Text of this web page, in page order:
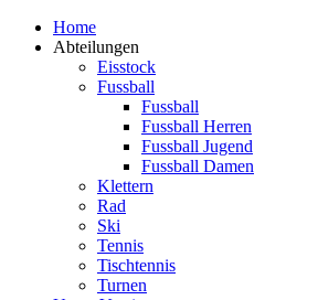
Home
Abteilungen
Eisstock
Fussball
Fussball
Fussball Herren
Fussball Jugend
Fussball Damen
Klettern
Rad
Ski
Tennis
Tischtennis
Turnen